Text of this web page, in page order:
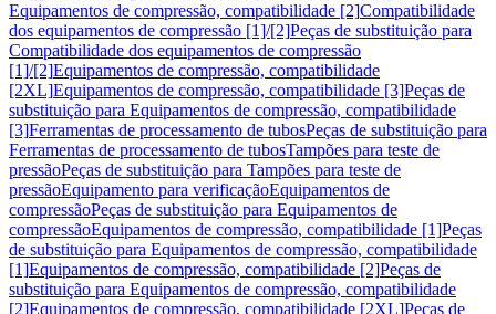
Equipamentos de compressão, compatibilidade [2]Compatibilidade
dos equipamentos de compressão [1]/[2]Peças de substituição para
Compatibilidade dos equipamentos de compressão
[1]/[2]Equipamentos de compressão, compatibilidade
[2XL]Equipamentos de compressão, compatibilidade [3]Peças de
substituição para Equipamentos de compressão, compatibilidade
[3]Ferramentas de processamento de tubosPeças de substituição para
Ferramentas de processamento de tubosTampões para teste de
pressãoPeças de substituição para Tampões para teste de
pressãoEquipamento para verificaçãoEquipamentos de
compressãoPeças de substituição para Equipamentos de
compressãoEquipamentos de compressão, compatibilidade [1]Peças
de substituição para Equipamentos de compressão, compatibilidade
[1]Equipamentos de compressão, compatibilidade [2]Peças de
substituição para Equipamentos de compressão, compatibilidade
[2]Equipamentos de compressão, compatibilidade [2XL]Peças de